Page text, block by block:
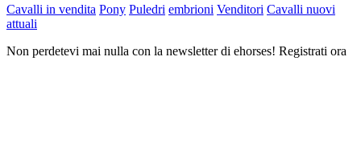
Cavalli in vendita Pony Puledri embrioni Venditori Cavalli nuovi
attuali
Non perdetevi mai nulla con la newsletter di ehorses! Registrati ora